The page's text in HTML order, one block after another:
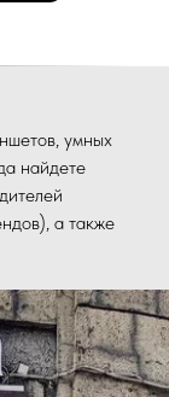
умных
найдете
а также